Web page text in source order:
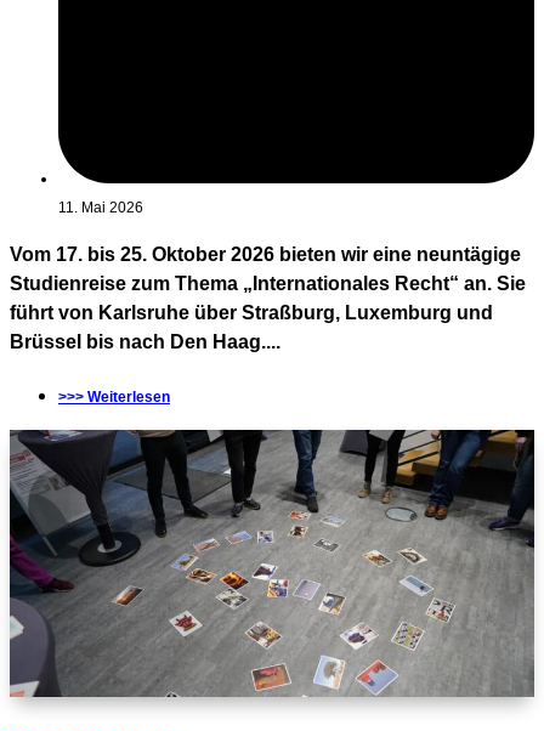
11. Mai 2026
Vom 17. bis 25. Oktober 2026 bieten wir eine neuntägige
Studienreise zum Thema „Internationales Recht“ an. Sie
führt von Karlsruhe über Straßburg, Luxemburg und
Brüssel bis nach Den Haag....
>>> Weiterlesen